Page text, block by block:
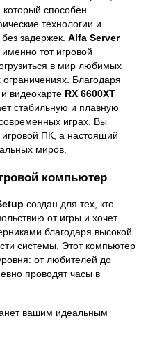
способен
технологии и
задержек. Alfa Server
тот игровой
в мир любимых
ограничениях. Благодаря
и видеокарте RX 6600XT
стабильную и плавную
играх. Вы
игровой ПК, а настоящий
миров.
компьютер
создан для тех, кто
от игры и хочет
благодаря высокой
системы. Этот компьютер
от любителей до
проводят часы в
вашим идеальным